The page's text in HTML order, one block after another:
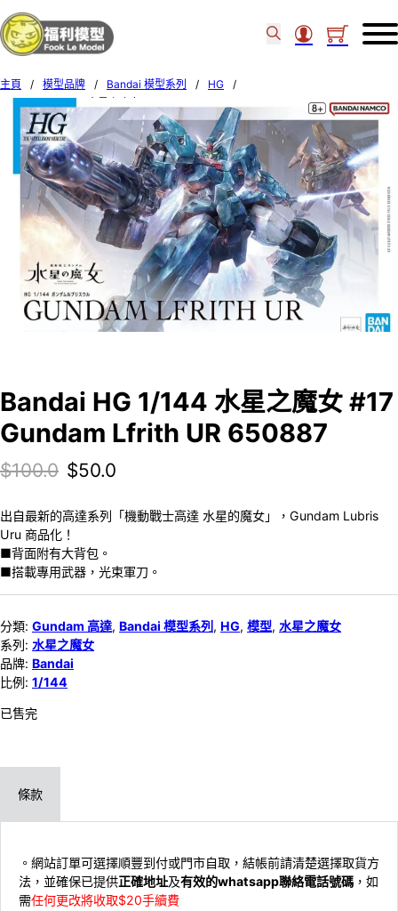
主頁 / 模型品牌 / Bandai 模型系列 / HG
/
Bandai HG 1/144 水星之魔女 #17 Gundam Lfrith UR 650887
Bandai HG 1/144 水星之魔女 #17
Gundam Lfrith UR 650887
$100.0 Original price was: $100.0.
$50.0
出自最新的高達系列「機動戰士高達 水星的魔女」，Gundam Lubris
Uru 商品化！
■背面附有大背包。
■搭載專用武器，光束軍刀。
分類: Gundam 高達, Bandai 模型系列 , HG, 模型, 水星之魔女
系列: 水星之魔女
品牌: Bandai
比例: 1/144
已售完
條款
。網站訂單可選擇順豐到付或門市自取，結帳前請清楚選擇取貨方
法，並確保已提供正確地址及有效的whatsapp聯絡電話號碼 ，如
需任何更改將收取$20手續費